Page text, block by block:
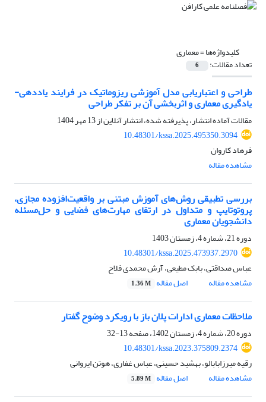
کلیدواژه‌ها =معماری
تعداد مقالات: 6
طراحی و اعتباریابی مدل آموزشی ریزوماتیک در فرایند یاددهی-
یادگیری معماری و اثربخشی آن بر تفکر طراحی
مقالات آماده انتشار، پذیرفته شده، انتشار آنلاین از13 مهر 1404
10.48301/kssa.2025.495350.3094
فرهاد کاروان
مشاهده مقاله
بررسی تطبیقی روش‌های آموزش مبتنی بر واقعیت‌افزوده مجازی،
پروتوتایپ و متداول در ارتقای مهارت‌های فضایی و حل‌مسئله
دانشجویان معماری
دوره 21، شماره 4، زمستان 1403
10.48301/kssa.2025.473937.2970
عباس صداقتی، بابک مطیعی، آرش محمدی فلاح
مشاهده مقاله
اصل مقاله 1.36 M
ملاحظات معماری ادارات پلان باز با رویکرد وضوح گفتار
دوره 20، شماره 4، زمستان 1402، صفحه
13-32
10.48301/kssa.2023.375809.2374
رقیه میرزابابالو، بهشید حسینی، عباس غفاری، هوتن ایروانی
مشاهده مقاله
اصل مقاله 5.89 M